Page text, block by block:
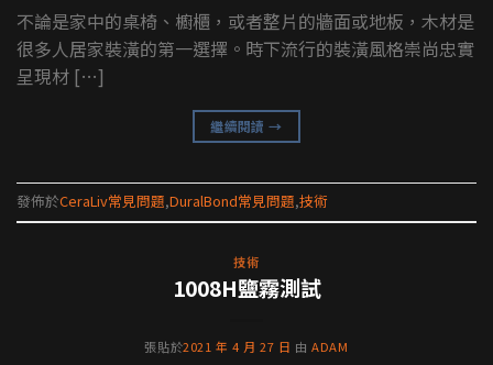
不論是家中的桌椅、櫥櫃，或者整片的牆面或地板，木材是
很多人居家裝潢的第一選擇。時下流行的裝潢風格崇尚忠實
呈現材 […]
繼續閱讀→
發佈於CeraLiv常見問題,DuralBond常見問題,技術
技術
1008H鹽霧測試
張貼於2021 年 4 月 27 日 由ADAM